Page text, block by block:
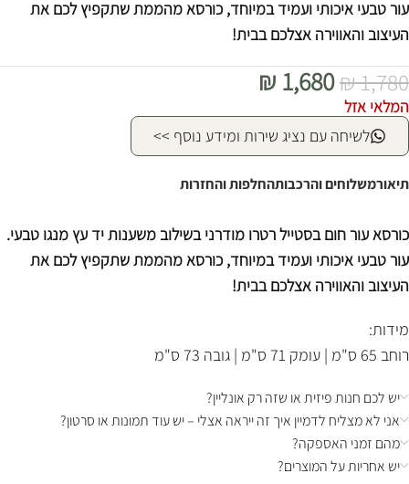
עור טבעי איכותי ועמיד במיוחד, כורסא מהממת שתקפיץ לכם את
העיצוב והאווירה אצלכם בבית!
₪1,780
₪ 1,680
המלאי אזל
לשיחה עם נציג שירות ומידע נוסף >>
תיאורמשלוחים והרכבותהחלפות והחזרות
כורסא עור חום בסטייל רטרו מודרני בשילוב משענות יד עץ מנגו טבעי.
עור טבעי איכותי ועמיד במיוחד, כורסא מהממת שתקפיץ לכם את
העיצוב והאווירה אצלכם בבית!
מידות:
רוחב 65 ס"מ | עומק 71 ס"מ | גובה 73 ס"מ
יש לכם חנות פיזית או שזה רק אונליין?
אני לא מצליח לדמיין איך זה ייראה אצלי – יש עוד תמונות או סרטון?
מהם זמני האספקה?
יש אחריות על המוצרים?